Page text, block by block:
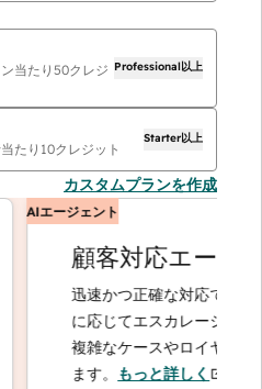
当たり 50クレジ Professional以上
たり 10クレジット
Starter以上
カスタムプランを作成
AIエージェント
顧客対応エージェ
迅速かつ正確な対応で問い合
に応じてエスカレーションす
複雑なケースやロイヤルティ
ます。もっと詳しく